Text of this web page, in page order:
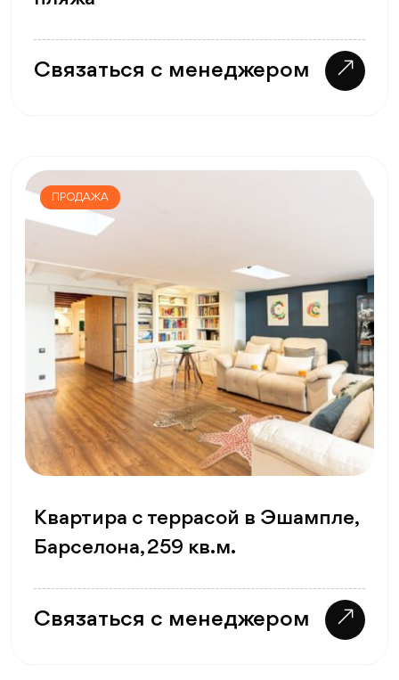
Связаться с менеджером
ПРОДАЖА
Квартира с террасой в Эшампле,
Барселона, 259 кв.м.
Связаться с менеджером